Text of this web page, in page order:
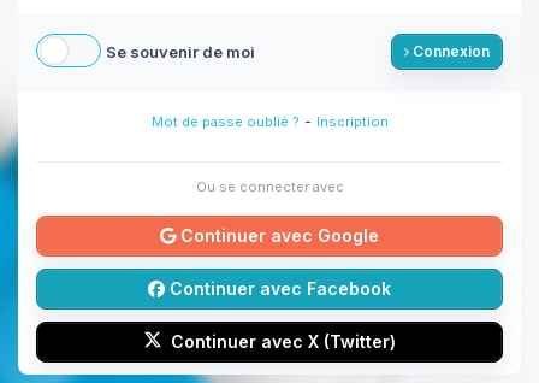
Se souvenir de moi Connexion
Mot de passe oublié ? - Inscription
Ou se connecter avec
Continuer avec Google
Continuer avec Facebook
Continuer avec X (Twitter)